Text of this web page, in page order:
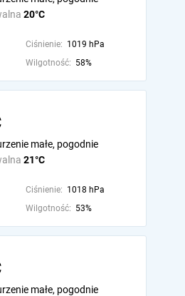
20°C
Ciśnienie: 1019 hPa
Wilgotność: 58%
21°C
małe, pogodnie
Ciśnienie: 1018 hPa
Wilgotność: 53%
małe, pogodnie